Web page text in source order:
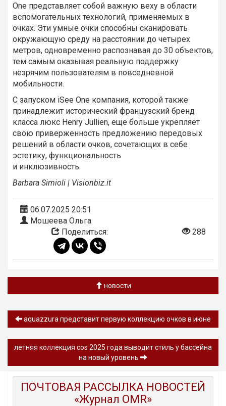
One представляет собой важную веху в области
вспомогательных технологий, применяемых в
очках. Эти умные очки способны сканировать
окружающую среду на расстоянии до четырех
метров, одновременно распознавая до 30 объектов,
тем самым оказывая реальную поддержку
незрячим пользователям в повседневной
мобильности.
С запуском iSee One компания, которой также
принадлежит исторический французский бренд
класса люкс Henry Jullien, еще больше укрепляет
свою приверженность предложению передовых
решений в области очков, сочетающих в себе
эстетику, функциональность
и инклюзивность.
Barbara Simioli | Visionbiz.it
06.07.2025 20:51
Мошеева Ольга
Поделиться:
288
новости
aquazzura представит первую коллекцию очков в июне
летняя коллекция cos 2025 года выводит стиль у бассейна
на новый уровень
ПОЧТОВАЯ РАССЫЛКА НОВОСТЕЙ
«Журнал OMR»